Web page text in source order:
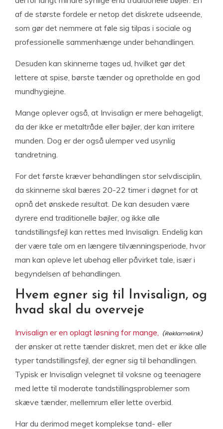
af de største fordele er netop det diskrete udseende,
som gør det nemmere at føle sig tilpas i sociale og
professionelle sammenhænge under behandlingen.
Desuden kan skinnerne tages ud, hvilket gør det
lettere at spise, børste tænder og opretholde en god
mundhygiejne.
Mange oplever også, at Invisalign er mere behageligt,
da der ikke er metaltråde eller bøjler, der kan irritere
munden. Dog er der også ulemper ved usynlig
tandretning.
For det første kræver behandlingen stor selvdisciplin,
da skinnerne skal bæres 20-22 timer i døgnet for at
opnå det ønskede resultat. De kan desuden være
dyrere end traditionelle bøjler, og ikke alle
tandstillingsfejl kan rettes med Invisalign. Endelig kan
der være tale om en længere tilvænningsperiode, hvor
man kan opleve let ubehag eller påvirket tale, især i
begyndelsen af behandlingen.
Hvem egner sig til Invisalign, og
hvad skal du overveje
Invisalign er en oplagt løsning for mange,
der ønsker at rette tænder diskret, men det er ikke alle
typer tandstillingsfejl, der egner sig til behandlingen.
Typisk er Invisalign velegnet til voksne og teenagere
med lette til moderate tandstillingsproblemer som
skæve tænder, mellemrum eller lette overbid.
Har du derimod meget komplekse tand- eller